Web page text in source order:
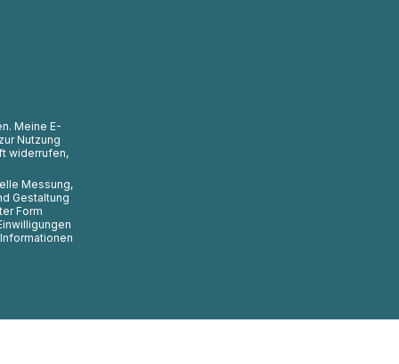
Meine E-
Nutzung
widerrufen,
Messung,
Gestaltung
Form